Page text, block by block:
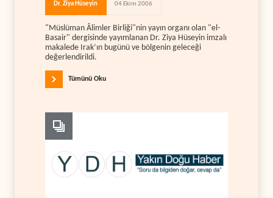
Dr. Ziya Hüseyin 04 Ekim 2006
"Müslüman Âlimler Birliği"nin yayın organı olan "el-
Basair" dergisinde yayımlanan Dr. Ziya Hüseyin imzalı
makalede Irak’ın bugünü ve bölgenin geleceği
değerlendirildi.
Tümünü Oku